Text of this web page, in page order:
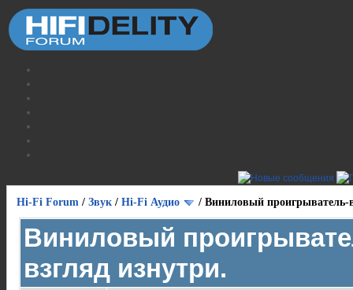
Hi-Fi Forum / Звук / Hi-Fi Аудио / Виниловый проигрыватель-
Виниловый
взгляд изнутри.